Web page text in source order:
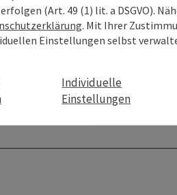
(Art. 49 (1) lit. a DSGVO).
. Mit Ihrer
Einstellungen selbst
Individuelle
Einstellungen